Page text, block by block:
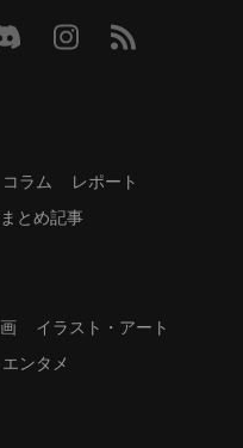
コラム
レポート
とめ記事
イラスト・アート
エンタメ